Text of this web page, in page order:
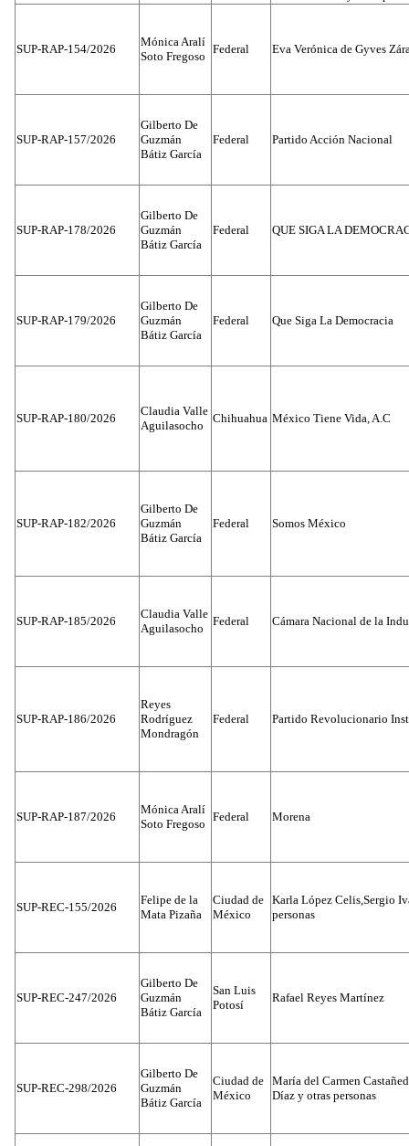
SUP-RAP-154/2026
Mónica Aralí
Soto Fregoso
Federal Eva Verónica de Gyves
SUP-RAP-157/2026
Gilberto De
Guzmán
Bátiz García
Federal Partido Acción Nacional
SUP-RAP-178/2026
Gilberto De
Guzmán
Bátiz García
Federal QUE SIGA LA
SUP-RAP-179/2026
Gilberto De
Guzmán
Bátiz García
Federal Que Siga La Democracia
SUP-RAP-180/2026
Claudia Valle
Aguilasocho
Chihuahua México Tiene Vida, A.C
SUP-RAP-182/2026
Gilberto De
Guzmán
Bátiz García
Federal Somos México
SUP-RAP-185/2026
Claudia Valle
Aguilasocho
Federal Cámara Nacional de la
SUP-RAP-186/2026
Reyes
Rodríguez
Mondragón
Federal Partido Revolucionario
SUP-RAP-187/2026
Mónica Aralí
Soto Fregoso
Federal Morena
SUP-REC-155/2026
Felipe de la
Mata Pizaña
Ciudad de
México
Karla López Celis,Sergio
personas
SUP-REC-247/2026
Gilberto De
Guzmán
Bátiz García
San Luis
Potosí
Rafael Reyes Martínez
SUP-REC-298/2026
Gilberto De
Guzmán
Bátiz García
Ciudad de
México
María del Carmen
Díaz y otras personas